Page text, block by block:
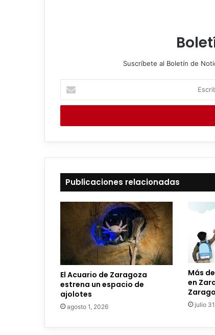
Suscríbete al Boletín de
c
i
t
o
r
e
c
t
r
ó
Publicaciones relacionadas
El Acuario de Zaragoza
estrena un espacio de
ajolotes
agosto 1, 2026
Más
en
julio